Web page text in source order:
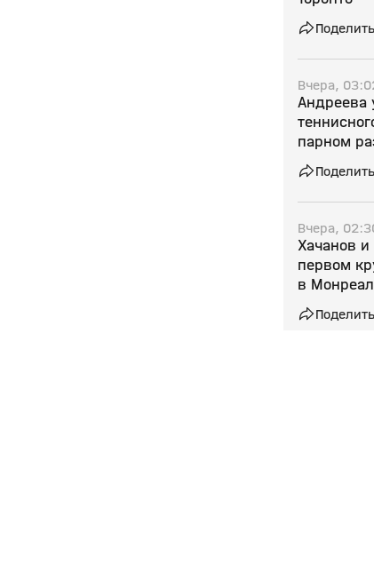
Вчера,
Андреева
парном
Вчера,
Хачанов
первом
в